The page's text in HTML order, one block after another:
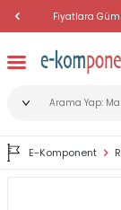
Fiyatlara
E-Komponent